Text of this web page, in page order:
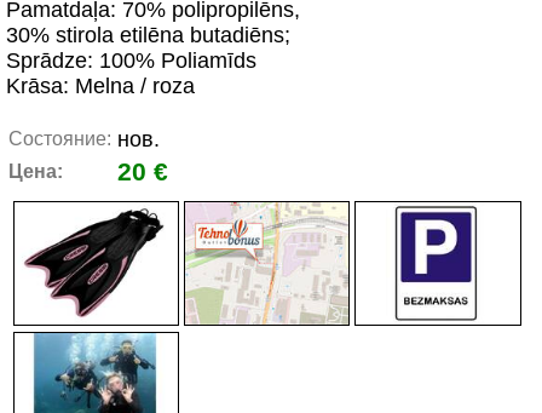
Pamatdaļa: 70% polipropilēns,
30% stirola etilēna butadiēns;
Sprādze: 100% Poliamīds
Krāsa: Melna / roza
Состояние: нов.
Цена: 20 €